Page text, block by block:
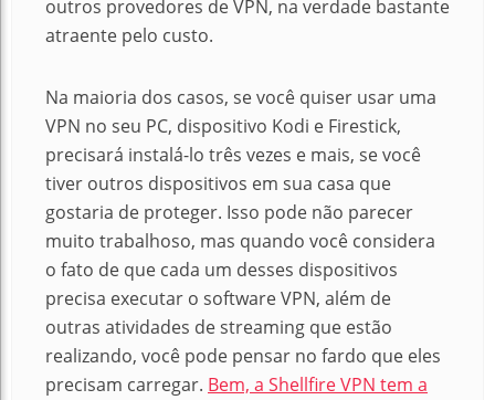
outros provedores de VPN, na verdade bastante
atraente pelo custo.
Na maioria dos casos, se você quiser usar uma
VPN no seu PC, dispositivo Kodi e Firestick,
precisará instalá-lo três vezes e mais, se você
tiver outros dispositivos em sua casa que
gostaria de proteger. Isso pode não parecer
muito trabalhoso, mas quando você considera
o fato de que cada um desses dispositivos
precisa executar o software VPN, além de
outras atividades de streaming que estão
realizando, você pode pensar no fardo que eles
precisam carregar. Bem, a Shellfire VPN tem a